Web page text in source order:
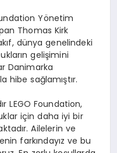
Yönetim
an Thomas Kirk
ıf, dünya genelindeki
ın gelişimini
Danimarka
hibe sağlamıştır.
ır LEGO Foundation,
için daha iyi bir
ır. Ailelerin ve
farkındayız ve bu